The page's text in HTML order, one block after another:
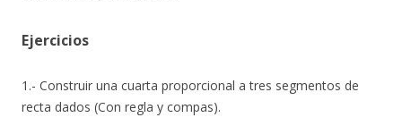
Ejercicios
1.- Construir una cuarta proporcional a tres segmentos de
recta dados (Con regla y compas).